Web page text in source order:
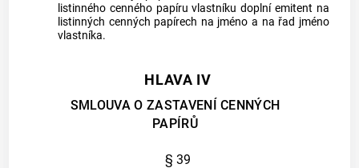
listinného cenného papíru vlastníku doplní emitent na
listinných cenných papírech na jméno a na řad jméno
vlastníka.
HLAVA IV
SMLOUVA O ZASTAVENÍ CENNÝCH
PAPÍRŮ
§ 39